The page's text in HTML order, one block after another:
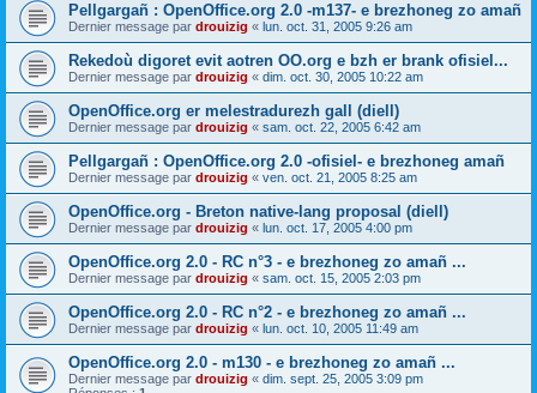
Pellgargañ : OpenOffice.org 2.0 -m137- e brezhoneg zo amañ
Dernier message par drouizig « lun. oct. 31, 2005 9:26 am
Rekedoù digoret evit aotren OO.org e bzh er brank ofisiel...
Dernier message par drouizig « dim. oct. 30, 2005 10:22 am
OpenOffice.org er melestradurezh gall (diell)
Dernier message par drouizig « sam. oct. 22, 2005 6:42 am
Pellgargañ : OpenOffice.org 2.0 -ofisiel- e brezhoneg amañ
Dernier message par drouizig « ven. oct. 21, 2005 8:25 am
OpenOffice.org - Breton native-lang proposal (diell)
Dernier message par drouizig « lun. oct. 17, 2005 4:00 pm
OpenOffice.org 2.0 - RC n°3 - e brezhoneg zo amañ ...
Dernier message par drouizig « sam. oct. 15, 2005 2:03 pm
OpenOffice.org 2.0 - RC n°2 - e brezhoneg zo amañ ...
Dernier message par drouizig « lun. oct. 10, 2005 11:49 am
OpenOffice.org 2.0 - m130 - e brezhoneg zo amañ ...
Dernier message par drouizig « dim. sept. 25, 2005 3:09 pm